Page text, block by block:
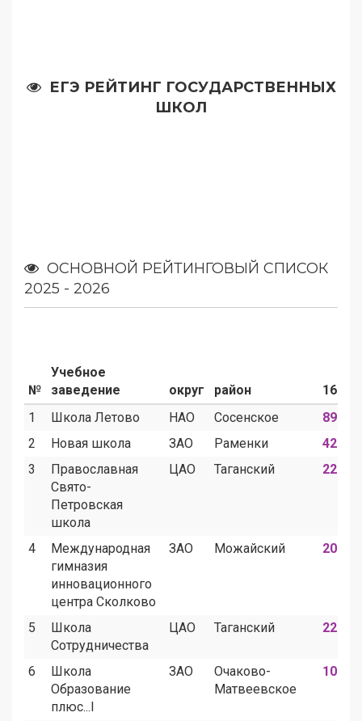
ЕГЭ РЕЙТИНГ ГОСУДАРСТВЕННЫХ
ШКОЛ
ОСНОВНОЙ РЕЙТИНГОВЫЙ СПИСОК
2025 - 2026
№
Учебное
заведение
округ район 160+
1
Школа Летово НАО Сосенское 89
2
Новая школа ЗАО Раменки 42
3
Православная
Свято-
Петровская
школа
ЦАО Таганский 22
4
Международная
гимназия
инновационного
центра Сколково
ЗАО Можайский 20
5
Школа
Сотрудничества
ЦАО Таганский 22
6
Школа
Образование
плюс...I
ЗАО
Очаково-
Матвеевское
10